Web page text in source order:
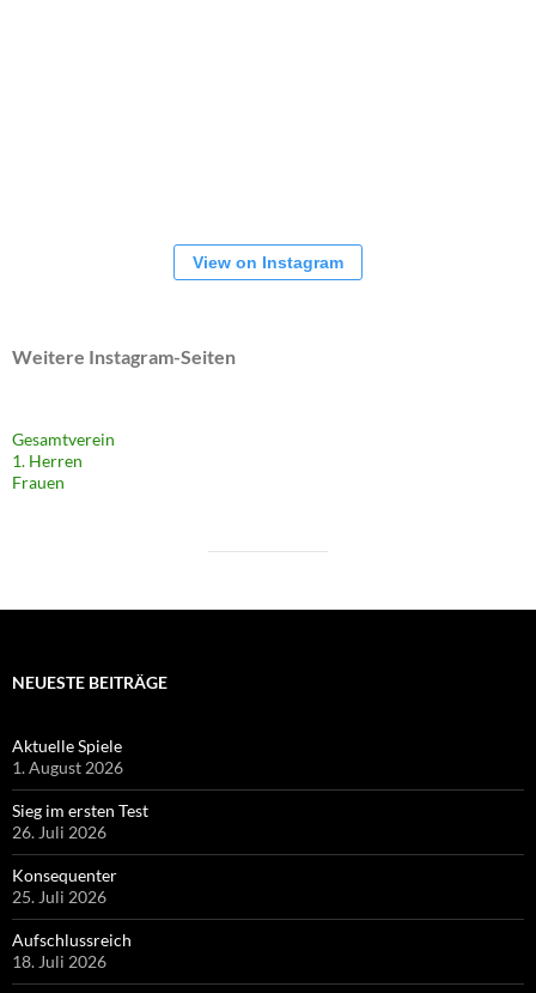
View on Instagram
Weitere Instagram-Seiten
Gesamtverein
1. Herren
Frauen
NEUESTE BEITRÄGE
Aktuelle Spiele
1. August 2026
Sieg im ersten Test
26. Juli 2026
Konsequenter
25. Juli 2026
Aufschlussreich
18. Juli 2026